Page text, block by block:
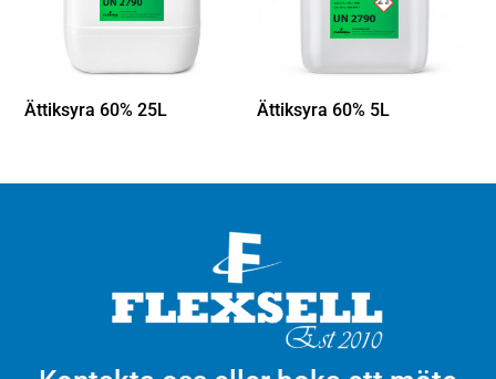
Ättiksyra 60% 25L Ättiksyra 60% 5L